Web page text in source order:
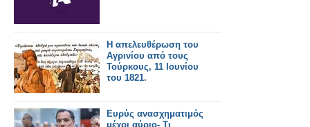
Η απελευθέρωση του
Αγρινίου από τους
Τούρκους, 11 Ιουνίου
του 1821.
Ευρύς ανασχηματιμός
μέχρι αύριο- Τι